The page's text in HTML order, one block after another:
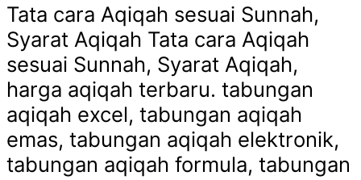
Tata cara Aqiqah sesuai Sunnah,
Syarat Aqiqah Tata cara Aqiqah
sesuai Sunnah, Syarat Aqiqah,
harga aqiqah terbaru. tabungan
aqiqah excel, tabungan aqiqah
emas, tabungan aqiqah elektronik,
tabungan aqiqah formula, tabungan